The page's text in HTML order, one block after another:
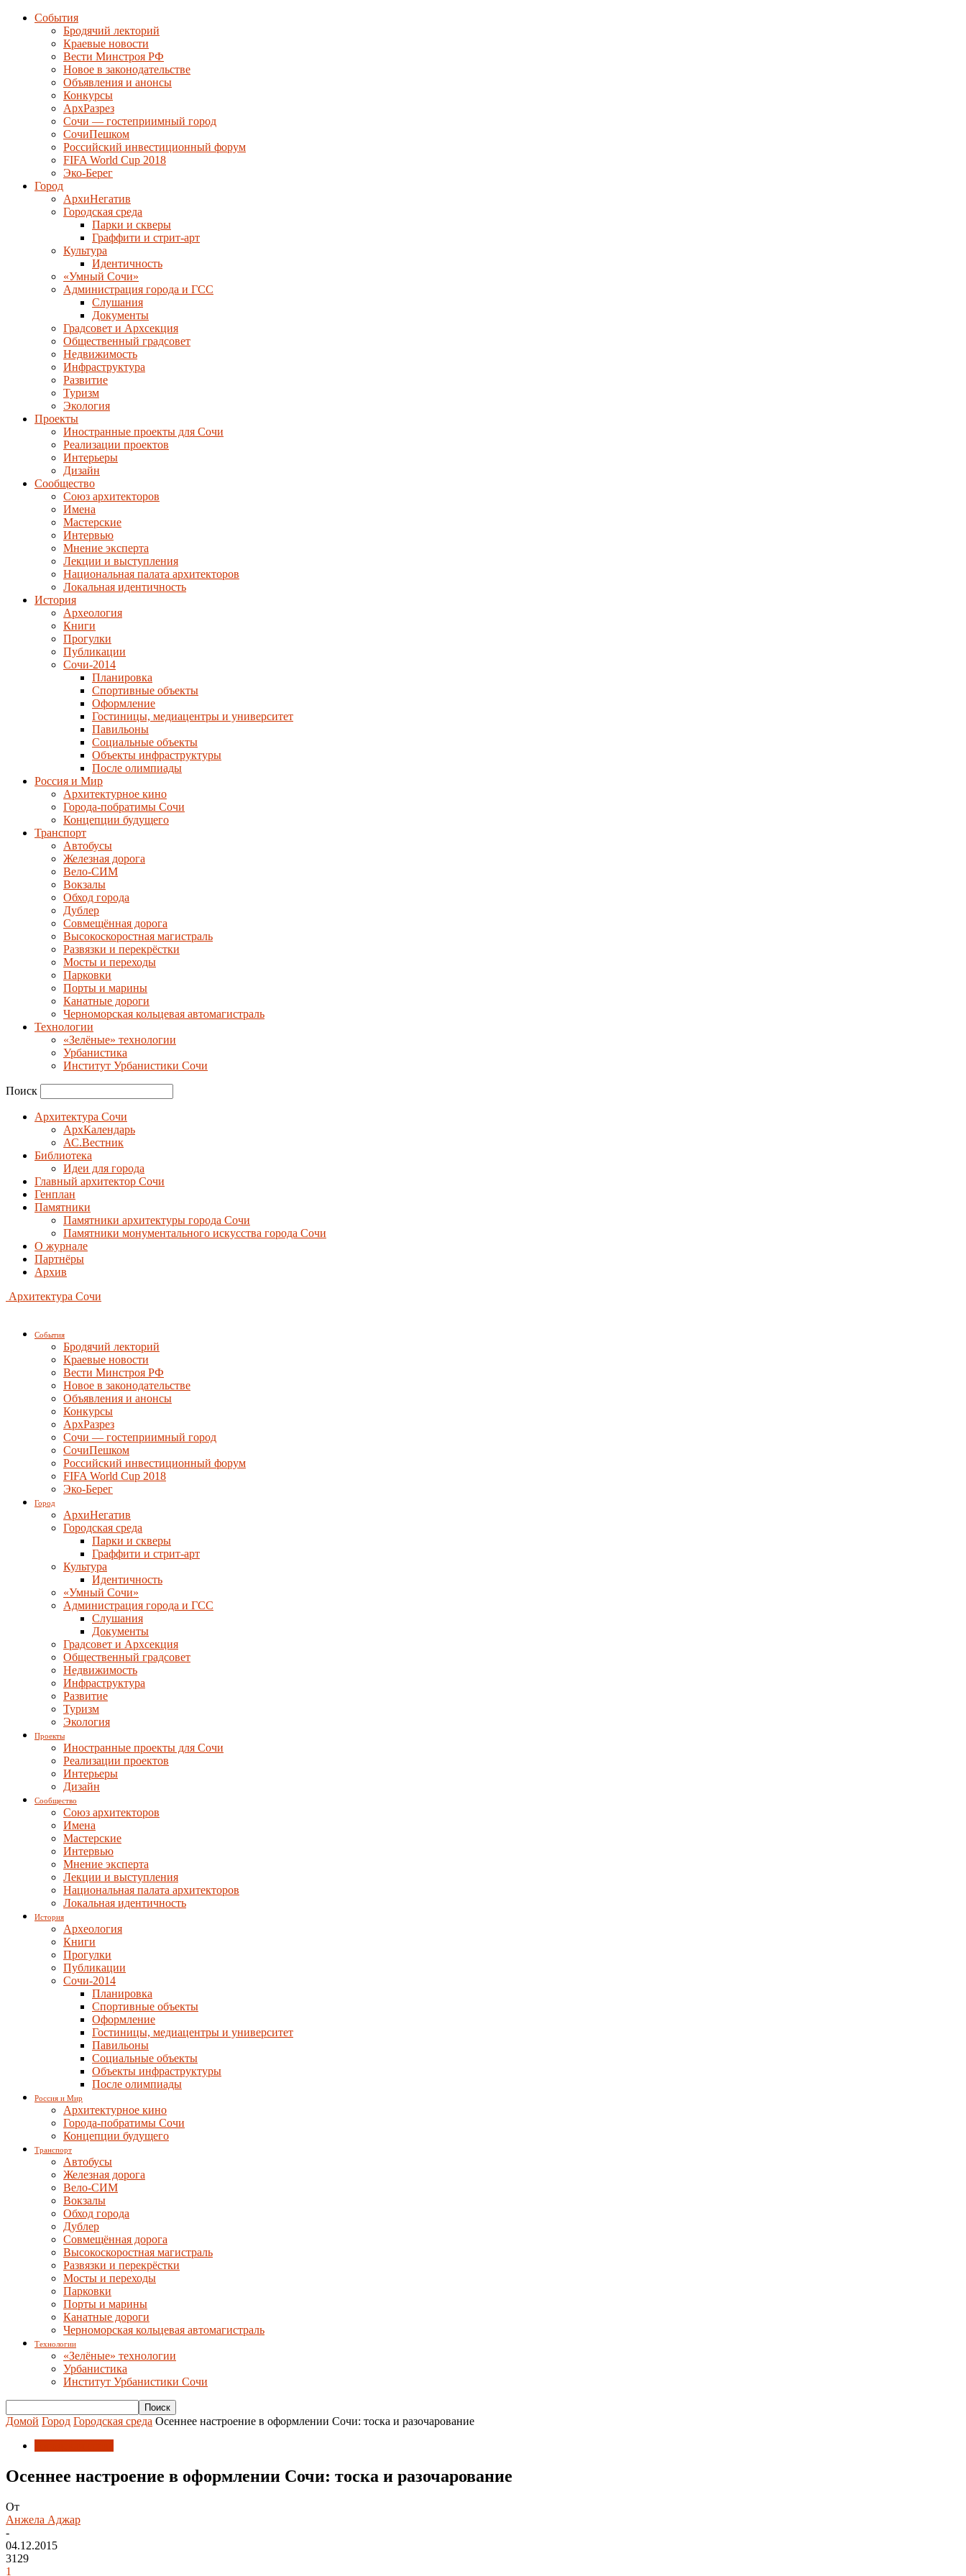
События
Бродячий лекторий
Краевые новости
Вести Минстроя РФ
Новое в законодательстве
Объявления и анонсы
Конкурсы
АрхРазрез
Сочи — гостеприимный город
СочиПешком
Российский инвестиционный форум
FIFA World Cup 2018
Эко-Берег
Город
АрхиНегатив
Городская среда
Парки и скверы
Граффити и стрит-арт
Культура
Идентичность
«Умный Сочи»
Администрация города и ГСС
Слушания
Документы
Градсовет и Архсекция
Общественный градсовет
Недвижимость
Инфраструктура
Развитие
Туризм
Экология
Проекты
Иностранные проекты для Сочи
Реализации проектов
Интерьеры
Дизайн
Сообщество
Союз архитекторов
Имена
Мастерские
Интервью
Мнение эксперта
Лекции и выступления
Национальная палата архитекторов
Локальная идентичность
История
Археология
Книги
Прогулки
Публикации
Сочи-2014
Планировка
Спортивные объекты
Оформление
Гостиницы, медиацентры и университет
Павильоны
Социальные объекты
Объекты инфраструктуры
После олимпиады
Россия и Мир
Архитектурное кино
Города-побратимы Сочи
Концепции будущего
Транспорт
Автобусы
Железная дорога
Вело-СИМ
Вокзалы
Обход города
Дублер
Совмещённая дорога
Высокоскоростная магистраль
Развязки и перекрёстки
Мосты и переходы
Парковки
Порты и марины
Канатные дороги
Черноморская кольцевая автомагистраль
Технологии
«Зелёные» технологии
Урбанистика
Институт Урбанистики Сочи
Поиск
Архитектура Сочи
АрхКалендарь
АС.Вестник
Библиотека
Идеи для города
Главный архитектор Сочи
Генплан
Памятники
Памятники архитектуры города Сочи
Памятники монументального искусства города Сочи
О журнале
Партнёры
Архив
Архитектура Сочи
События
Бродячий лекторий
Краевые новости
Вести Минстроя РФ
Новое в законодательстве
Объявления и анонсы
Конкурсы
АрхРазрез
Сочи — гостеприимный город
СочиПешком
Российский инвестиционный форум
FIFA World Cup 2018
Эко-Берег
Город
АрхиНегатив
Городская среда
Парки и скверы
Граффити и стрит-арт
Культура
Идентичность
«Умный Сочи»
Администрация города и ГСС
Слушания
Документы
Градсовет и Архсекция
Общественный градсовет
Недвижимость
Инфраструктура
Развитие
Туризм
Экология
Проекты
Иностранные проекты для Сочи
Реализации проектов
Интерьеры
Дизайн
Сообщество
Союз архитекторов
Имена
Мастерские
Интервью
Мнение эксперта
Лекции и выступления
Национальная палата архитекторов
Локальная идентичность
История
Археология
Книги
Прогулки
Публикации
Сочи-2014
Планировка
Спортивные объекты
Оформление
Гостиницы, медиацентры и университет
Павильоны
Социальные объекты
Объекты инфраструктуры
После олимпиады
Россия и Мир
Архитектурное кино
Города-побратимы Сочи
Концепции будущего
Транспорт
Автобусы
Железная дорога
Вело-СИМ
Вокзалы
Обход города
Дублер
Совмещённая дорога
Высокоскоростная магистраль
Развязки и перекрёстки
Мосты и переходы
Парковки
Порты и марины
Канатные дороги
Черноморская кольцевая автомагистраль
Технологии
«Зелёные» технологии
Урбанистика
Институт Урбанистики Сочи
Домой Город Городская среда Осеннее настроение в оформлении Сочи: тоска и разочарование
Осеннее настроение в оформлении Сочи: тоска и разочарование
От
Анжела Аджар
-
04.12.2015
3129
1